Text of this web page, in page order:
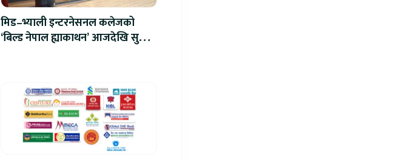
मिड–भ्याली इन्टरनेसनल कलेजको
‘बिल्ड नेपाल ह्याकाथन’ आजदेखि सुरु,